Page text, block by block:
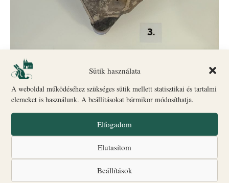
Sütik használata
A weboldal működéséhez szükséges sütik mellett statisztikai és tartalmi
elemeket is használunk. A beállításokat bármikor módosíthatja.
Elfogadom
Elutasítom
Beállítások